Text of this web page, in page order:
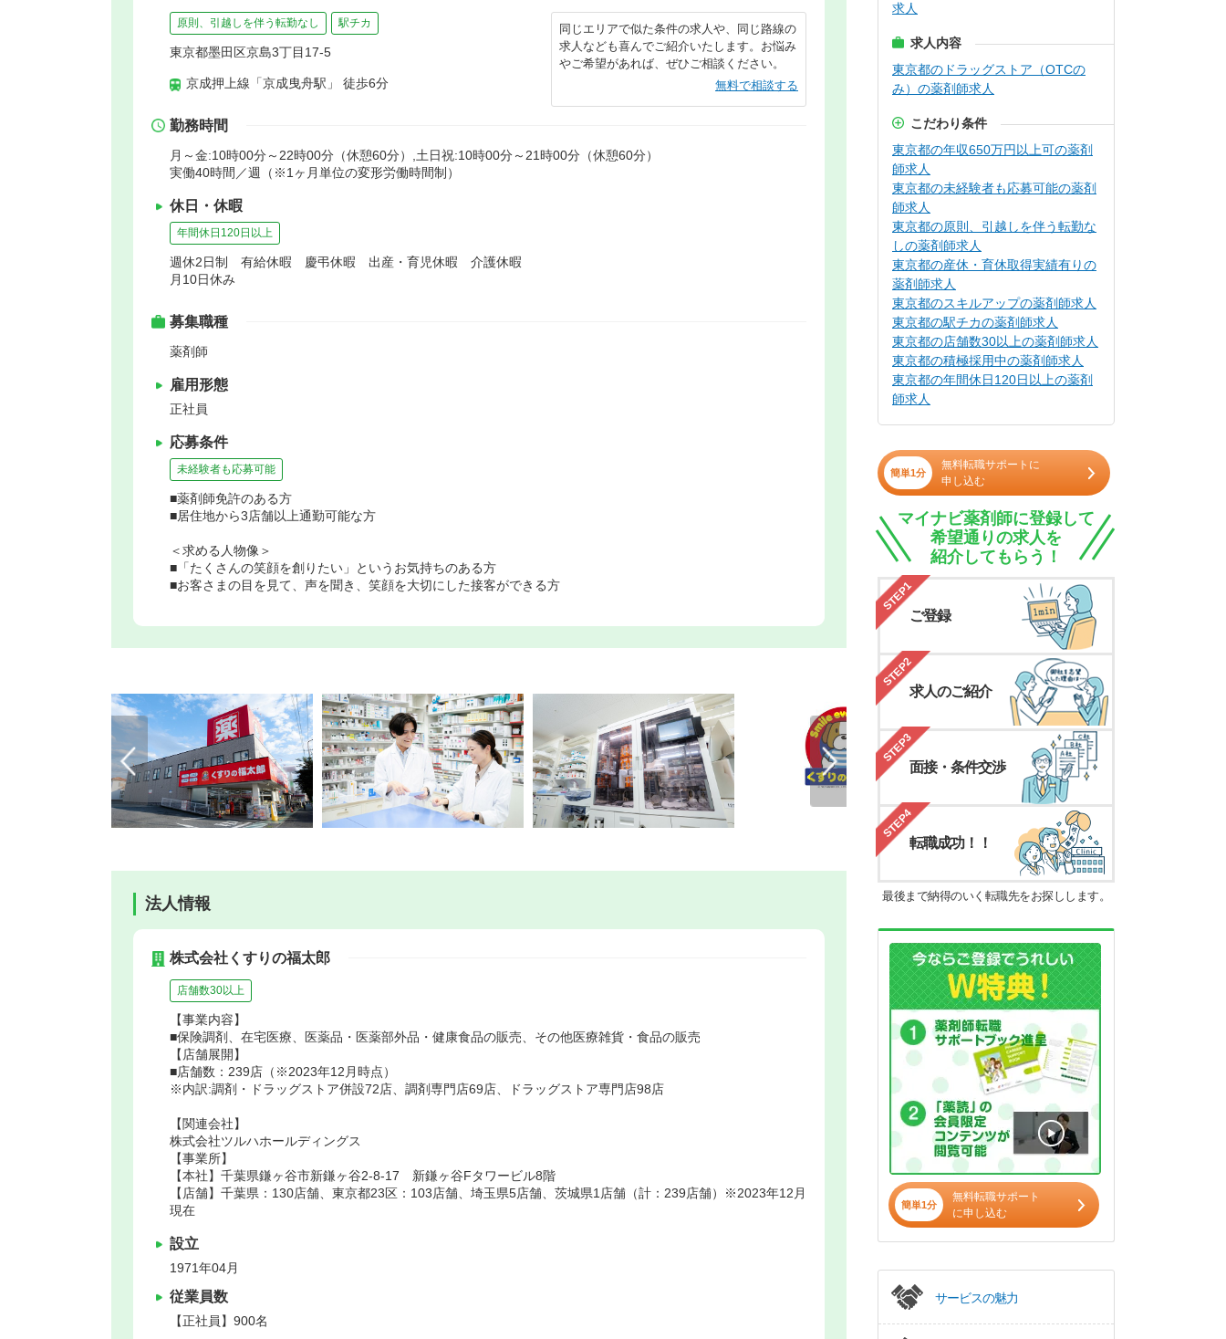
原則、引越しを伴う転勤なし 駅チカ
東京都墨田区京島3丁目17-5
京成押上線「京成曳舟駅」 徒歩6分
同じエリアで似た条件の求人や、同じ路線の
求人なども喜んでご紹介いたします。お悩み
やご希望があれば、ぜひご相談ください。
無料で相談する
勤務時間
月～金:10時00分～22時00分（休憩60分）,土日祝:10時00分～21時00分（休憩60分）
実働40時間／週（※1ヶ月単位の変形労働時間制）
休日・休暇
年間休日120日以上
週休2日制 有給休暇 慶弔休暇 出産・育児休暇 介護休暇
月10日休み
募集職種
薬剤師
雇用形態
正社員
応募条件
未経験者も応募可能
■薬剤師免許のある方
■居住地から3店舗以上通勤可能な方
＜求める人物像＞
■「たくさんの笑顔を創りたい」というお気持ちのある方
■お客さまの目を見て、声を聞き、笑顔を大切にした接客ができる方
法人情報
株式会社くすりの福太郎
店舗数30以上
【事業内容】
■保険調剤、在宅医療、医薬品・医薬部外品・健康食品の販売、その他医療雑貨・食品の販売
【店舗展開】
■店舗数：239店（※2023年12月時点）
※内訳:調剤・ドラッグストア併設72店、調剤専門店69店、ドラッグストア専門店98店
【関連会社】
株式会社ツルハホールディングス
【事業所】
【本社】千葉県鎌ヶ谷市新鎌ヶ谷2-8-17 新鎌ヶ谷Fタワービル8階
【店舗】千葉県：130店舗、東京都23区：103店舗、埼玉県5店舗、茨城県1店舗（計：239店舗）※2023年12月
現在
設立
1971年04月
従業員数
【正社員】900名
求人
求人内容
東京都のドラッグストア（OTCの
み）の薬剤師求人
こだわり条件
東京都の年収650万円以上可の薬剤
師求人
東京都の未経験者も応募可能の薬剤
師求人
東京都の原則、引越しを伴う転勤な
しの薬剤師求人
東京都の産休・育休取得実績有りの
薬剤師求人
東京都のスキルアップの薬剤師求人
東京都の駅チカの薬剤師求人
東京都の店舗数30以上の薬剤師求人
東京都の積極採用中の薬剤師求人
東京都の年間休日120日以上の薬剤
師求人
簡単1分
無料転職サポートに
申し込む
マイナビ薬剤師に登録して
希望通りの求人を
紹介してもらう！
STEP1
ご登録
STEP2
求人のご紹介
STEP3
面接・条件交渉
STEP4
転職成功！！
最後まで納得のいく転職先をお探しします。
簡単1分
無料転職サポート
に申し込む
サービスの魅力